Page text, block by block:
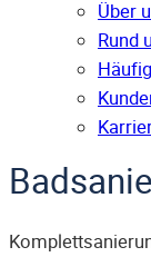
Über
Rund